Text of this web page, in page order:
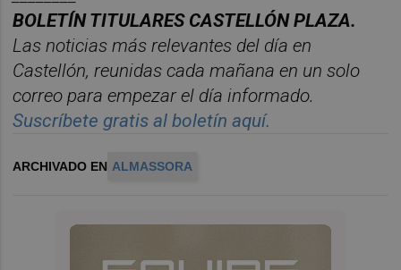
BOLETÍN TITULARES CASTELLÓN PLAZA.
Las noticias más relevantes del día en
Castellón, reunidas cada mañana en un solo
correo para empezar el día informado.
Suscríbete gratis al boletín aquí.
ARCHIVADO EN ALMASSORA